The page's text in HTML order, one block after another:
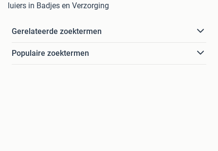
luiers in Badjes en Verzorging
Gerelateerde zoektermen
Populaire zoektermen